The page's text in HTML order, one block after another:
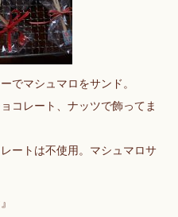
でマシュマロをサンド。
コレート、ナッツで飾ってま
ートは不使用。マシュマロサ